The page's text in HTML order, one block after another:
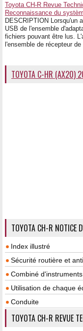
Toyota CH-R Revue
Reconnaissance du
DESCRIPTION Lorsqu'un
USB de l'ensemble
fichiers pouvant être lus.
l'ensemble de récepteur de
TOYOTA C-HR (AX20)
TOYOTA CH-R NOTICE
Index illustré
Sécurité routière et
Combiné d'instruments
Utilisation de chaque
Conduite
TOYOTA CH-R REVUE